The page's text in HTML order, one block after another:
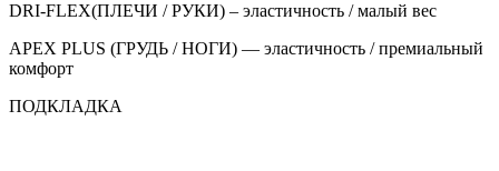
DRI-FLEX(ПЛЕЧИ / РУКИ) – эластичность / малый вес
APEX PLUS (ГРУДЬ / НОГИ) — эластичность / премиальный
комфорт
ПОДКЛАДКА